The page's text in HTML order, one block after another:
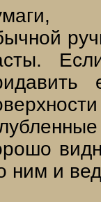
ним и